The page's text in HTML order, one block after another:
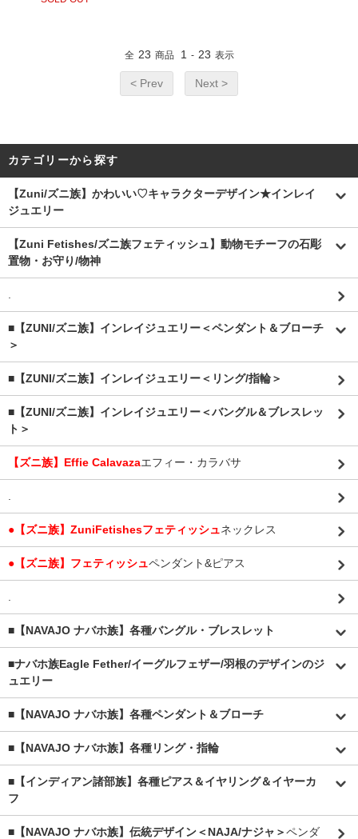
全 23 商品 1 - 23 表示
< Prev Next >
カテゴリーから探す
【Zuni/ズニ族】かわいい♡キャラクターデザイン★インレイ
ジュエリー
【Zuni Fetishes/ズニ族フェティッシュ】動物モチーフの石彫
置物・お守り/物神
■【ZUNI/ズニ族】インレイジュエリー＜ペンダント＆ブローチ
＞
■【ZUNI/ズニ族】インレイジュエリー＜リング/指輪＞
■【ZUNI/ズニ族】インレイジュエリー＜バングル＆ブレスレッ
ト＞
【ズニ族】Effie Calavazaエフィー・カラバサ
●【ズニ族】ZuniFetishesフェティッシュネックレス
●【ズニ族】フェティッシュペンダント&ピアス
■【NAVAJO ナバホ族】各種バングル・ブレスレット
■ナバホ族Eagle Fether/イーグルフェザー/羽根のデザインのジ
ュエリー
■【NAVAJO ナバホ族】各種ペンダント＆ブローチ
■【NAVAJO ナバホ族】各種リング・指輪
■【インディアン諸部族】各種ピアス＆イヤリング＆イヤーカ
フ
■【NAVAJO ナバホ族】伝統デザイン＜NAJA/ナジャ＞ペンダ